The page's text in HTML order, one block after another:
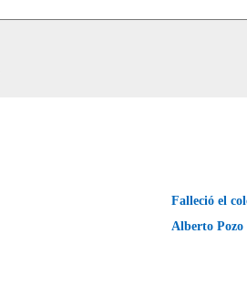
Falleció el
Alberto